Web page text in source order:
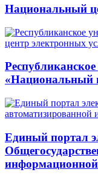
Национальный
«Национальный
Единый портал